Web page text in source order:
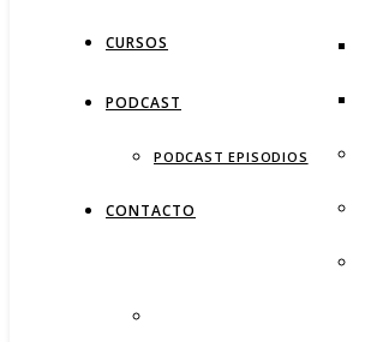
CURSOS
PODCAST
PODCAST EPISODIOS
CONTACTO